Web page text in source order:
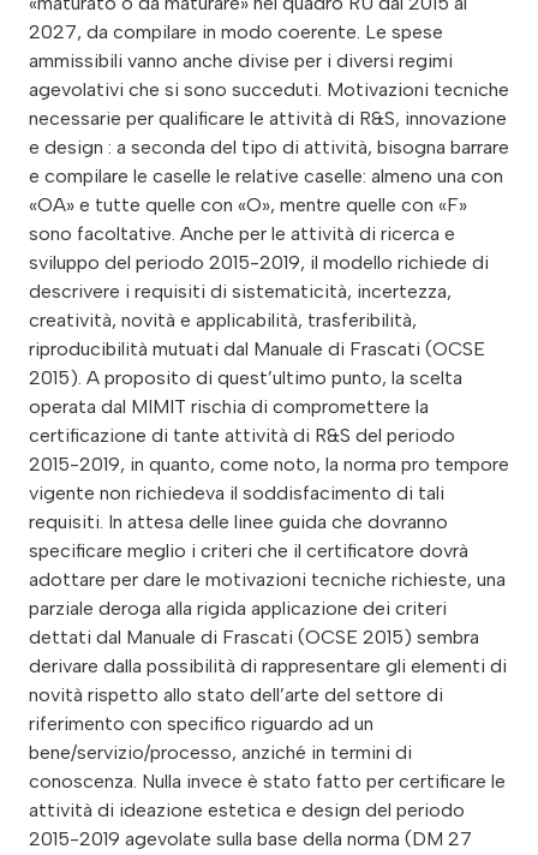
2027, da compilare in modo coerente. Le spese
ammissibili vanno anche divise per i diversi regimi
agevolativi che si sono succeduti. Motivazioni tecniche
necessarie per qualificare le attività di R&S, innovazione
e design : a seconda del tipo di attività, bisogna barrare
e compilare le caselle le relative caselle: almeno una con
«OA» e tutte quelle con «O», mentre quelle con «F»
sono facoltative. Anche per le attività di ricerca e
sviluppo del periodo 2015-2019, il modello richiede di
descrivere i requisiti di sistematicità, incertezza,
creatività, novità e applicabilità, trasferibilità,
riproducibilità mutuati dal Manuale di Frascati (OCSE
2015). A proposito di quest’ultimo punto, la scelta
operata dal MIMIT rischia di compromettere la
certificazione di tante attività di R&S del periodo
2015-2019, in quanto, come noto, la norma pro tempore
vigente non richiedeva il soddisfacimento di tali
requisiti. In attesa delle linee guida che dovranno
specificare meglio i criteri che il certificatore dovrà
adottare per dare le motivazioni tecniche richieste, una
parziale deroga alla rigida applicazione dei criteri
dettati dal Manuale di Frascati (OCSE 2015) sembra
derivare dalla possibilità di rappresentare gli elementi di
novità rispetto allo stato dell’arte del settore di
riferimento con specifico riguardo ad un
bene/servizio/processo, anziché in termini di
conoscenza. Nulla invece è stato fatto per certificare le
attività di ideazione estetica e design del periodo
2015-2019 agevolate sulla base della norma (DM 27